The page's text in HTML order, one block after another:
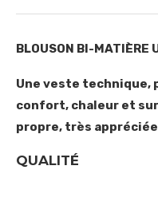
BLOUSON BI-MATIÈRE
Une veste technique,
confort, chaleur et
propre, très appréciée
QUALITÉ